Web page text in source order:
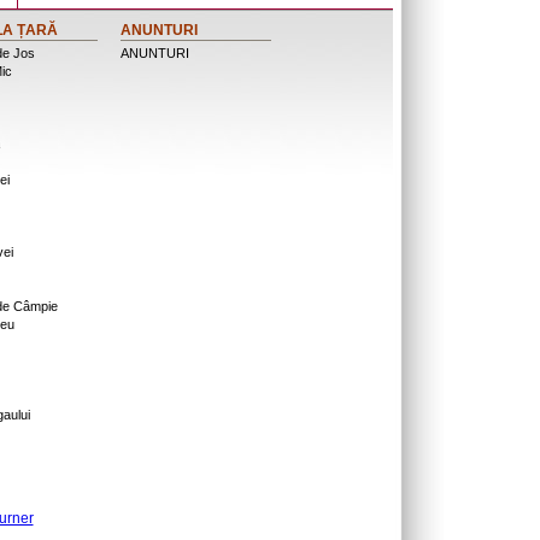
ȚARĂ
Jos
Câmpie
ANUNTURI
ANUNTURI